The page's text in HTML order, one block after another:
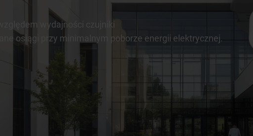
wydajności czujniki
osiągi przy minimalnym poborze energii elektrycznej.